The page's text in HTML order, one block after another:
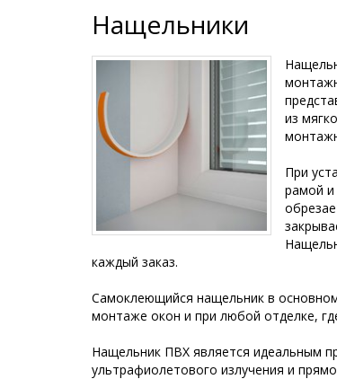
Нащельники
из
При
рамой и
каждый заказ.
Самоклеющийся нащельник в
монтаже окон и при любой отделке,
Нащельник ПВХ является идеальным
ультрафиолетового излучения и